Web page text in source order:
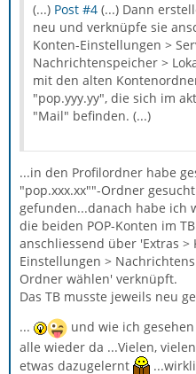
(...) Post #4 (...) Dann
neu und verknüpfe sie
Konten-Einstellungen >
Nachrichtenspeicher >
mit den alten
"pop.yyy.yy", die sich im
"Mail" befinden. (...)
...in den Profilordner habe
"pop.xxx.xx""-Ordner
gefunden...danach habe ich
die beiden POP-Konten im
anschliessend über 'Extras >
Einstellungen >
Ordner wählen' verknüpft.
Das TB musste jeweils neu
...
und wie ich
alle wieder da ...Vielen,
etwas dazugelernt